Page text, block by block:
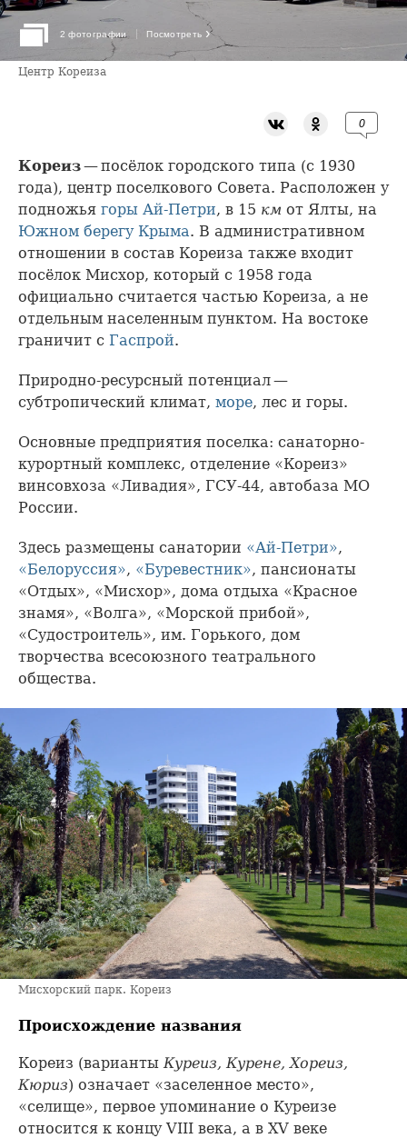
2 фотографии Посмотреть ›
Центр Кореиза
0
Кореиз— посёлок городского типа (с 1930
года), центр поселкового Совета. Расположен у
подножья горы Ай-Петри, в 15 км от Ялты, на
Южном берегу Крыма. В административном
отношении в состав Кореиза также входит
посёлок Мисхор, который с 1958 года
официально считается частью Кореиза, а не
отдельным населенным пунктом. На востоке
граничит с Гаспрой.
Природно-ресурсный потенциал —
субтропический климат, море, лес и горы.
Основные предприятия поселка: санаторно-
курортный комплекс, отделение «Кореиз»
винсовхоза «Ливадия», ГСУ-44, автобаза МО
России.
Здесь размещены санатории «Ай-Петри»,
«Белоруссия», «Буревестник», пансионаты
«Отдых», «Мисхор», дома отдыха «Красное
знамя», «Волга», «Морской прибой»,
«Судостроитель», им. Горького, дом
творчества всесоюзного театрального
общества.
Мисхорский парк. Кореиз
Происхождение названия
Кореиз (вариантыКуреиз, Курене, Хореиз,
Кюриз) означает «заселенное место»,
«селище», первое упоминание о Куреизе
относится к концу VIII века, а в XV веке